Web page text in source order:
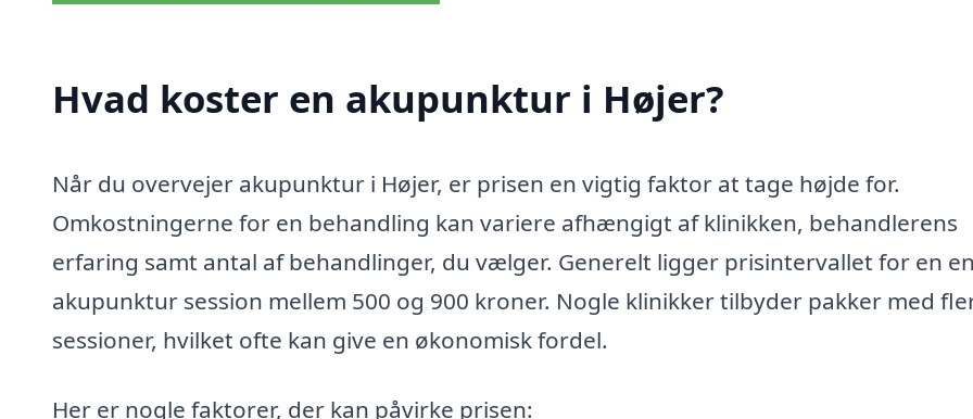
Hvad koster en akupunktur i Højer?
Når du overvejer akupunktur i Højer, er prisen en vigtig faktor at tage højde for.
Omkostningerne for en behandling kan variere afhængigt af klinikken, behandlerens
erfaring samt antal af behandlinger, du vælger. Generelt ligger prisintervallet for en
akupunktur session mellem 500 og 900 kroner. Nogle klinikker tilbyder pakker med
sessioner, hvilket ofte kan give en økonomisk fordel.
Her er nogle faktorer, der kan påvirke prisen: